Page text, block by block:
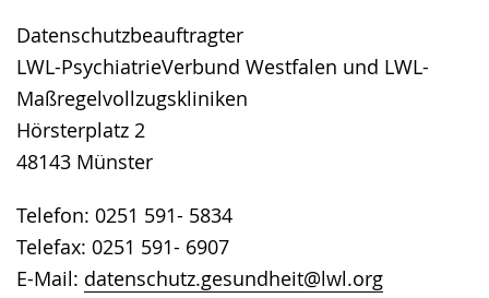
Datenschutzbeauftragter
LWL-PsychiatrieVerbund Westfalen und LWL-
Maßregelvollzugskliniken
Hörsterplatz 2
48143 Münster
Telefon: 0251 591- 5834
Telefax: 0251 591- 6907
E-Mail: datenschutz.gesundheit@lwl.org